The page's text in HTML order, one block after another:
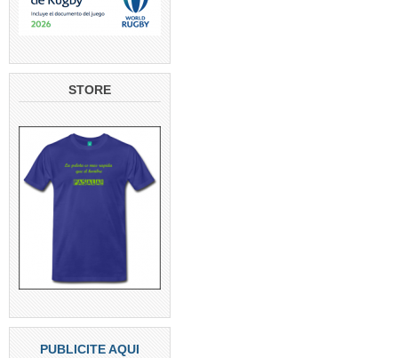
STORE
PUBLICITE AQUI